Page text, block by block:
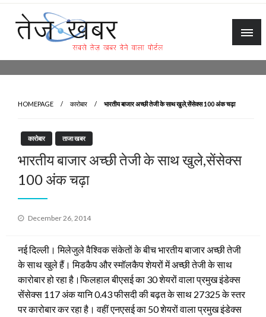
Skip
content
HOMEPAGE कारोबार भारतीय बाजार अच्छी तेजी के साथ खुले,सेंसेक्स 100 अंक चढ़ा
कारोबार ताजा खबर
भारतीय बाजार अच्छी तेजी के साथ खुले,सेंसेक्स
100 अंक चढ़ा
Posted
December 26, 2014
नई दिल्ली। मिलेजुले वैश्विक संकेतों के बीच भारतीय बाजार अच्छी तेजी
के साथ खुले हैं। मिडकैप और स्मॉलकैप शेयरों में अच्छी तेजी के साथ
कारोबार हो रहा है।फिलहाल बीएसई का 30 शेयरों वाला प्रमुख इंडेक्स
सेंसेक्स 117 अंक यानि 0.43 फीसदी की बढ़त के साथ 27325 के स्तर
पर कारोबार कर रहा है। वहीं एनएसई का 50 शेयरों वाला प्रमुख इंडेक्स